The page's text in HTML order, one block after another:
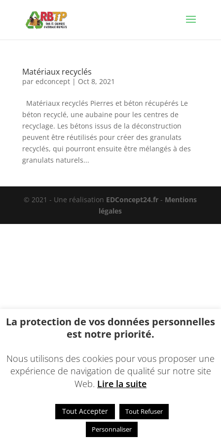
Matériaux recyclés
par edconcept| Oct 8, 2021
Matériaux recyclés Pierres et béton récupérés Le
béton recyclé, une aubaine pour les centres de
recyclage. Les bétons issus de la déconstruction
peuvent être réutilisés pour créer des granulats
recyclés, qui pourront ensuite être mélangés à des
granulats naturels...
© 2021 - Une réalisation EDConcept24.fr- Mentions
légales
La protection de vos données personnelles
est notre priorité.
Nous utilisons des cookies pour vous proposer une
expérience de navigation de qualité sur notre site
Web. Lire la suite
Tout Accepter
Tout Refuser
Personnaliser